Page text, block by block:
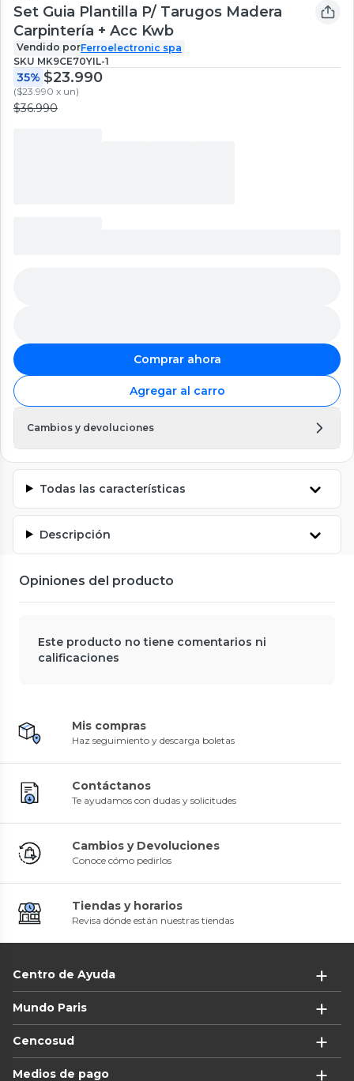
Set Guia Plantilla P/ Tarugos Madera
Carpintería + Acc Kwb
Vendido porFerroelectronic spa
SKU MK9CE70YIL-1
35% $23.990
($23.990 x un)
$36.990
Comprar ahora
Agregar al carro
Cambios y devoluciones
Todas las características
Descripción
Opiniones del producto
Este producto no tiene comentarios ni
calificaciones
Mis compras
Haz seguimiento y descarga boletas
Contáctanos
Te ayudamos con dudas y solicitudes
Cambios y Devoluciones
Conoce cómo pedirlos
Tiendas y horarios
Revisa dónde están nuestras tiendas
Centro de Ayuda
Mundo Paris
Cencosud
Medios de pago